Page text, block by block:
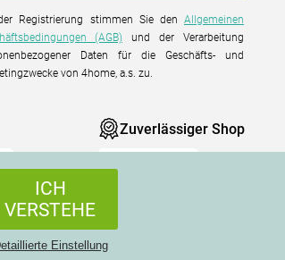
ICH
VERSTEHE
Einstellung
Registrierung stimmen Sie denAllgemeinen
(AGB) und der Verarbeitung
Daten für die Geschäfts- und
von 4home, a.s. zu.
Zuverlässiger Shop
vorbehalten © 2004-2026 4home, a.s.